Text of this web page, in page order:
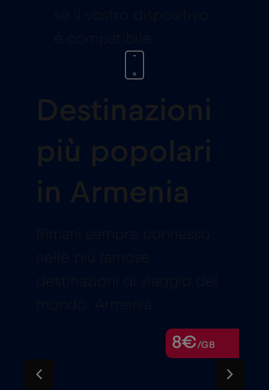
se il vostro dispositivo
è compatibile.
Destinazioni
più popolari
in Armenia
Rimani sempre connesso
nelle più famose
destinazioni di viaggio del
mondo. Armenia
8€/GB